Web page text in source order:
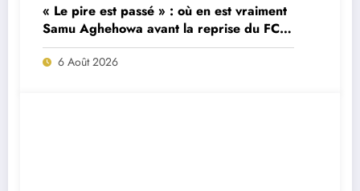
« Le pire est passé » : où en est vraiment
Samu Aghehowa avant la reprise du FC
Porto ?
6 Août 2026